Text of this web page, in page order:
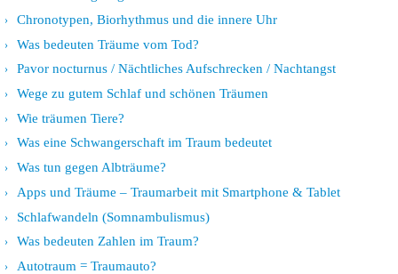
Chronotypen, Biorhythmus und die innere Uhr
Was bedeuten Träume vom Tod?
Pavor nocturnus / Nächtliches Aufschrecken / Nachtangst
Wege zu gutem Schlaf und schönen Träumen
Wie träumen Tiere?
Was eine Schwangerschaft im Traum bedeutet
Was tun gegen Albträume?
Apps und Träume – Traumarbeit mit Smartphone & Tablet
Schlafwandeln (Somnambulismus)
Was bedeuten Zahlen im Traum?
Autotraum = Traumauto?